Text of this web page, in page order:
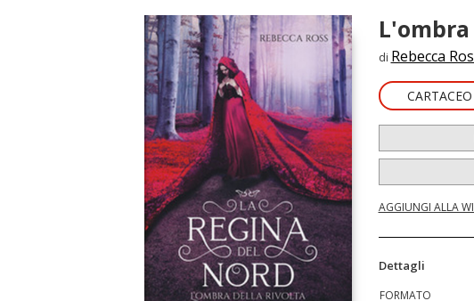
di Rebecca
CARTACEO
AGGIUNGI ALLA
Dettagli
FORMATO